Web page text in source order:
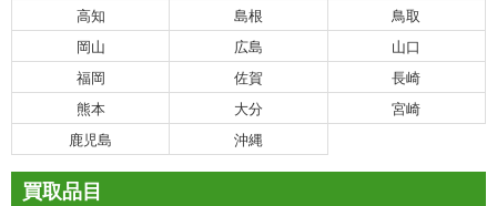
高知
島根
鳥取
岡山
広島
山口
福岡
佐賀
長崎
熊本
大分
宮崎
鹿児島
沖縄
買取品目